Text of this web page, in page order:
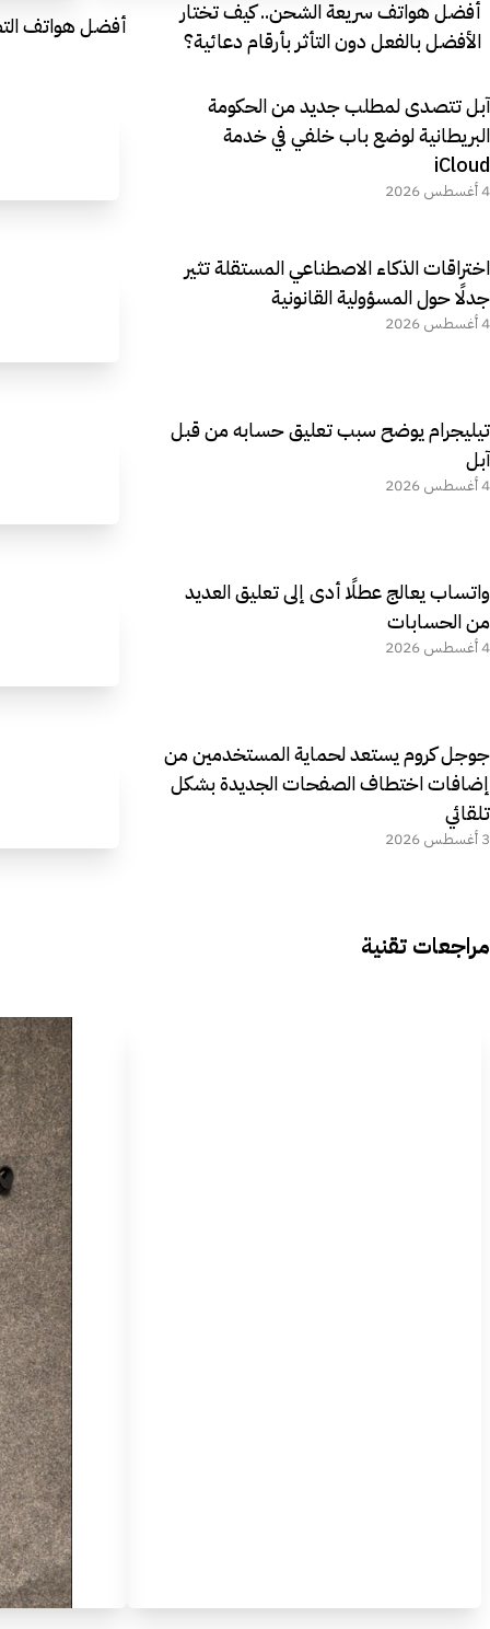
أفضل هواتف سريعة الشحن.. كيف تختار
الأفضل بالفعل دون التأثر بأرقام دعائية؟
أفضل هواتف
آبل تتصدى لمطلب جديد من الحكومة
البريطانية لوضع باب خلفي في خدمة
iCloud
4 أغسطس 2026
اختراقات الذكاء الاصطناعي المستقلة تثير
جدلًا حول المسؤولية القانونية
4 أغسطس 2026
تيليجرام يوضح سبب تعليق حسابه من قبل
آبل
4 أغسطس 2026
واتساب يعالج عطلًا أدى إلى تعليق العديد
من الحسابات
4 أغسطس 2026
جوجل كروم يستعد لحماية المستخدمين من
إضافات اختطاف الصفحات الجديدة بشكل
تلقائي
3 أغسطس 2026
مراجعات تقنية